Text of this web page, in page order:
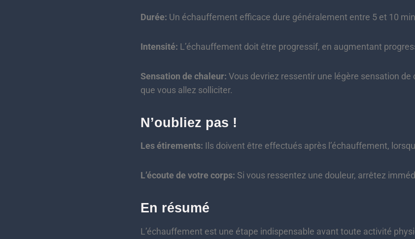
Durée: Un échauffement efficace dure généralement entre 5 et 10
Intensité: L’échauffement doit être progressif, en augmentant
Sensation de chaleur: Vous devriez ressentir une légère sensation
que vous allez solliciter.
N’oubliez pas !
Les étirements: Ils doivent être effectués après l’échauffement,
L’écoute de votre corps: Si vous ressentez une douleur, arrêtez
En résumé
L’échauffement est une étape indispensable avant toute activité